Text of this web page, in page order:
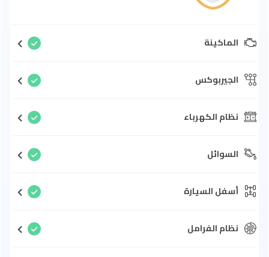
الماكينة
الجيربوكس
نظام الكهرباء
السوائل
أسفل السيارة
نظام الفرامل